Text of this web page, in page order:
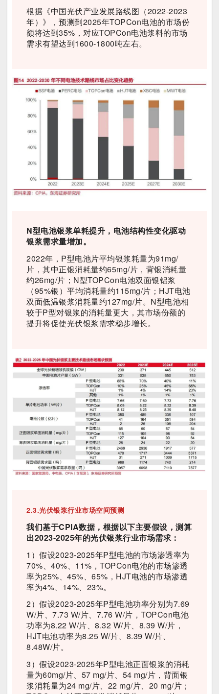
根据《中国光伏产业发展路线图（2022-2023
年）》，预测到2025年TOPCon电池的市场份
额将达到35%，对应TOPCon电池浆料的市场
需求有望达到1600-1800吨左右。
N型电池银浆单耗提升，电池结构性变化驱动
银浆需求量增加。
2022年，P型电池片平均银浆耗量为91mg/
片，其中正银消耗量约65mg/片，背银消耗量
约26mg/片；N型TOPCon电池双面银铝浆
（95%银）平均消耗量约115mg/片；HJT电池
双面低温银浆消耗量约127mg/片。N型电池相
较于P型对银浆的消耗量更大，其市场份额的
提升将促使光伏银浆需求稳步增长。
2.3.光伏银浆行业市场空间预测
我们基于CPIA数据，根据以下主要假设，测算
出2023-2025年的光伏银浆行业市场需求：
1）假设2023-2025年P型电池的市场渗透率为
70%、40%、11%，TOPCon电池的市场渗透
率为25%、45%、65%，HJT电池的市场渗透
率为4%、14%、23%。
2）假设2023-2025年P型电池功率分别为7.69
W/片、7.73 W/片、7.76 W/片，TOPCon电池
功率为8.22 W/片、8.32 W/片、8.39 W/片，
HJT电池功率为8.25 W/片、8.39 W/片、
8.48W/片。
3）假设2023-2025年P型电池正面银浆的消耗
量为60mg/片、57 mg/片、54 mg/片，背面银
浆消耗量为24 mg/片、22 mg/片、20 mg/片；